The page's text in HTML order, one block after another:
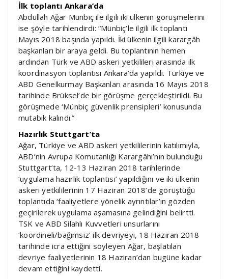
İlk toplantı Ankara’da
Abdullah Ağar Münbiç ile ilgili iki ülkenin görüşmelerini
ise şöyle tarihlendirdi: “Münbiç’le ilgili ilk toplantı
Mayıs 2018 başında yapıldı. İki ülkenin ilgili karargâh
başkanları bir araya geldi. Bu toplantının hemen
ardından Türk ve ABD askeri yetkilileri arasında ilk
koordinasyon toplantısı Ankara’da yapıldı. Türkiye ve
ABD Genelkurmay Başkanları arasında 16 Mayıs 2018
tarihinde Brüksel’de bir görüşme gerçekleştirildi. Bu
görüşmede ‘Münbiç güvenlik prensipleri’ konusunda
mutabık kalındı.”
Hazırlık Stuttgart’ta
Ağar, Türkiye ve ABD askeri yetkililerinin katılımıyla,
ABD’nin Avrupa Komutanlığı Karargâhı’nın bulunduğu
Stuttgart’ta, 12-13 Haziran 2018 tarihlerinde
‘uygulama hazırlık toplantısı’ yapıldığını ve iki ülkenin
askeri yetkililerinin 17 Haziran 2018’de görüştüğü
toplantıda ‘faaliyetlere yönelik ayrıntılar’ın gözden
geçirilerek uygulama aşamasına gelindiğini belirtti.
TSK ve ABD Silahlı Kuvvetleri unsurlarını
‘koordineli/bağımsız’ ilk devriyeyi, 18 Haziran 2018
tarihinde icra ettiğini söyleyen Ağar, başlatılan
devriye faaliyetlerinin 18 Haziran’dan bugüne kadar
devam ettiğini kaydetti.